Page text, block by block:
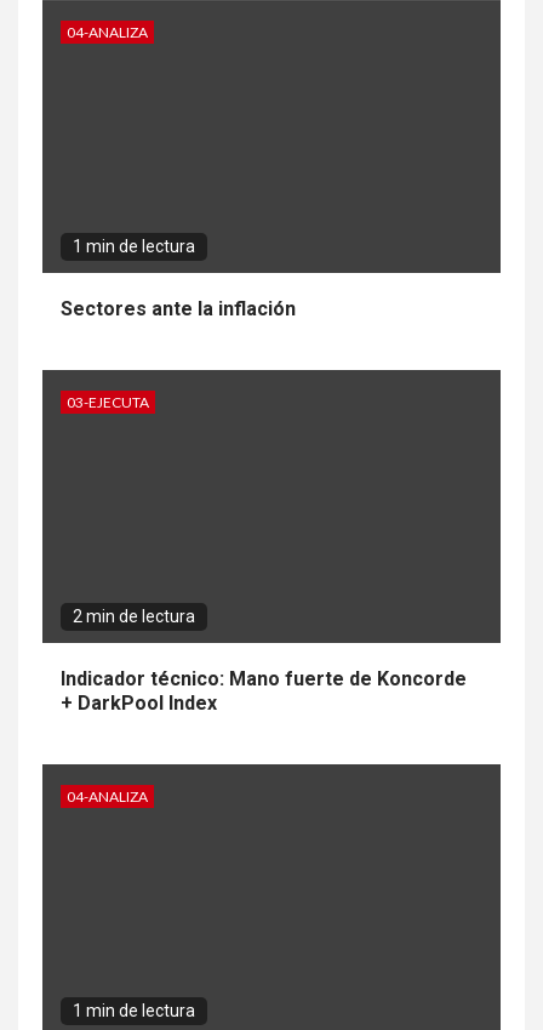
04-ANALIZA
1 min de lectura
Sectores ante la inflación
03-EJECUTA
2 min de lectura
Indicador técnico: Mano fuerte de Koncorde
+ DarkPool Index
04-ANALIZA
1 min de lectura